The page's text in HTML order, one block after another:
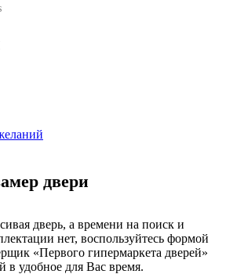
двери
дверь, а времени на поиск и
нет, воспользуйтесь формой
«Первого гипермаркета дверей»
в удобное для Вас время.